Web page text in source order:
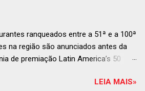
ranqueados entre a 51ª e a 100ª
na região são anunciados antes da
de premiação Latin America’s 50
em Antígua, Guatemala
LEIA MAIS»